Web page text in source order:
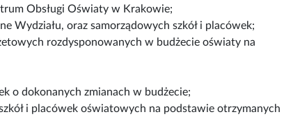
Obsługi Oświaty w Krakowie;
Wydziału, oraz samorządowych szkół i placówek;
rozdysponowanych w budżecie oświaty na
o dokonanych zmianach w budżecie;
i placówek oświatowych na podstawie otrzymanych